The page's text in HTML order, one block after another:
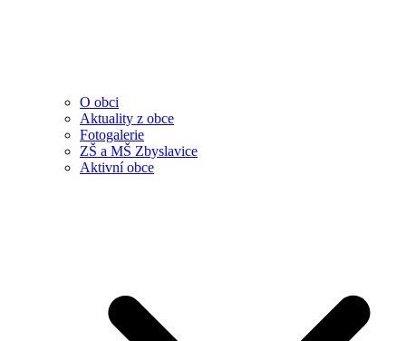
O obci
Aktuality z obce
Fotogalerie
ZŠ a MŠ Zbyslavice
Aktivní obce